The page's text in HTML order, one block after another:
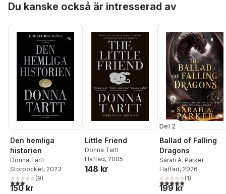
Du kanske också är intresserad av
Den hemliga
historien
Donna Tartt
Storpocket, 2023
3,2utav 5 stjärnor. Totalt antal röster:
(9)
150 kr
Little Friend
Donna Tartt
Häftad, 2005
148 kr
Del 2
Ballad of Falling
Dragons
Sarah A. Parker
Häftad, 2026
5,0utav 5 stjärnor.
(1)
199 kr